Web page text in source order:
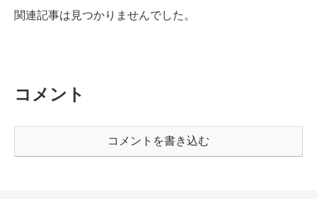
関連記事は見つかりませんでした。
コメント
コメントを書き込む